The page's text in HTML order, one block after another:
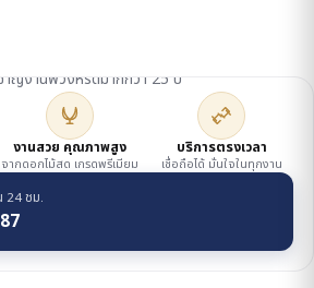
าญงานพวงหรีดมากกว่า 25 ปี
งานสวย คุณภาพสูง
จากดอกไม้สด เกรดพรีเมียม
บริการตรงเวลา
เชื่อถือได้ มั่นใจในทุกงาน
24 ชม.